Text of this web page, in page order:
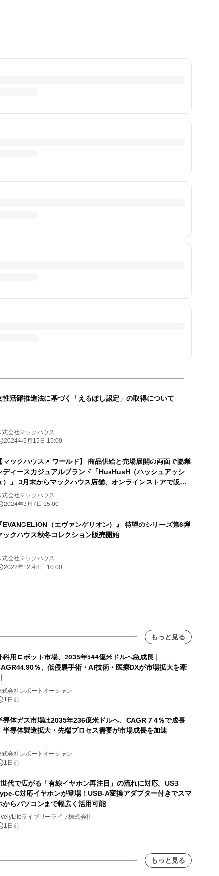
性活躍推進法に基づく「えるぼし認定」の取得について
式会社マックハウス
2024年5月15日 15:00
【マックハウス × ワールド】 商品供給と売場展開の両面で協業
ディースカジュアルブランド「HusHusH（ハッシュアッシ
）」 3月末からマックハウス店舗、オンラインストアで販売
始
式会社マックハウス
2024年3月7日 15:00
『EVANGELION（エヴァンゲリオン）』 待望のシリーズ第6弾
ックハウス秋冬コレクション販売開始
式会社マックハウス
2022年12月8日 10:00
もっと見る
科用ロボット市場、2035年544億米ドルへ急成長｜
％、低侵襲手術・AI技術・医療DXが市場拡大を牽
式会社レポートオーシャン
1日前
導体ガス市場は2035年236億米ドルへ、CAGR 7.4％で成長
｜半導体製造拡大・先端プロセス需要が市場成長を加速
式会社レポートオーシャン
1日前
代で広がる「有線イヤホン再注目」の流れに対応。USB
C対応イヤホンが登場！USB-A変換アダプター付きでスマ
からパソコンまで幅広く活用可能
ライブリーライフ株式会社
1日前
もっと見る